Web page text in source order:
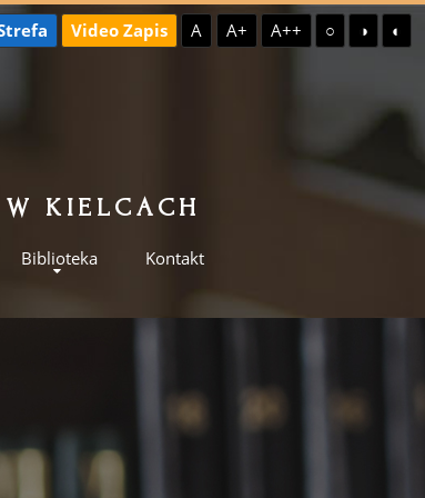
Video Zapis A A+ A++ ○ ◑ ◐
KIELCACH
Biblioteka Kontakt